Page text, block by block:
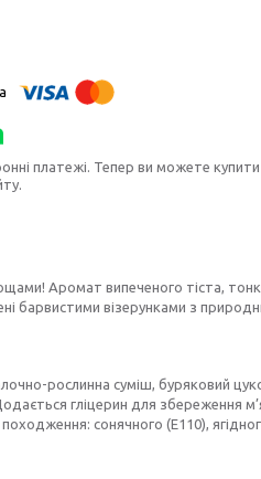
платежі. Тепер ви можете
Аромат випеченого тіста,
барвистими візерунками з
рослинна суміш, буряковий
гліцерин для збереження
сонячного (E110),